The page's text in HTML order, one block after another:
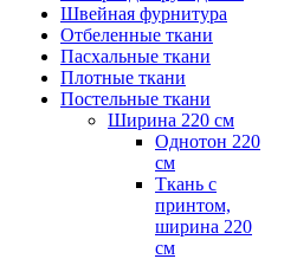
Швейная фурнитура
Отбеленные ткани
Пасхальные ткани
Плотные ткани
Постельные ткани
Ширина 220 см
Однотон 220
см
Ткань с
принтом,
ширина 220
см